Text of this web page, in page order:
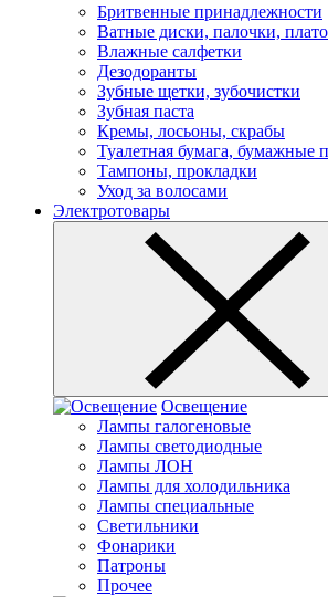
Бритвенные принадлежности
Ватные диски, палочки,
Влажные салфетки
Дезодоранты
Зубные щетки, зубочистки
Зубная паста
Кремы, лосьоны, скрабы
Туалетная бумага, бумажные
Тампоны, прокладки
Уход за волосами
Электротовары
Освещение
Лампы галогеновые
Лампы светодиодные
Лампы ЛОН
Лампы для холодильника
Лампы специальные
Светильники
Фонарики
Патроны
Прочее